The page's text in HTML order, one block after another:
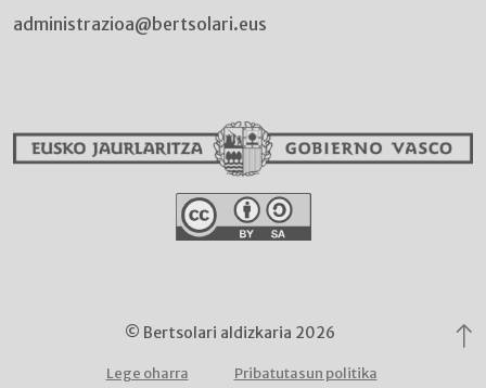
administrazioa@bertsolari.eus
© Bertsolari aldizkaria 2026
Lege oharra
Pribatutasun politika